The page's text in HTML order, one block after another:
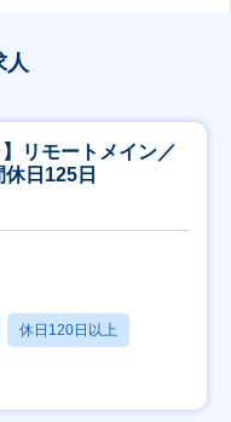
人
リモートメイン／
日125日
休日120日以上